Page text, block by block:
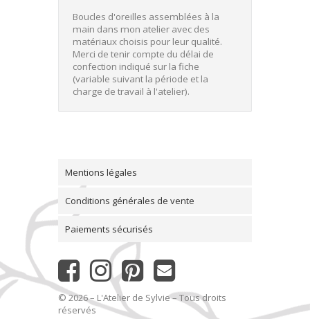
Boucles d'oreilles assemblées à la
main dans mon atelier avec des
matériaux choisis pour leur qualité.
Merci de tenir compte du délai de
confection indiqué sur la fiche
(variable suivant la période et la
charge de travail à l'atelier).
Mentions légales
Conditions générales de vente
Paiements sécurisés
© 2026 – L'Atelier de Sylvie – Tous droits
réservés